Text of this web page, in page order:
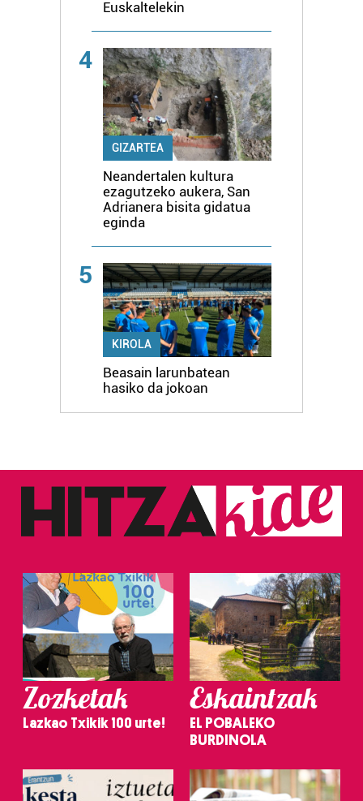
Euskaltelekin
4
GIZARTEA
Neandertalen kultura
ezagutzeko aukera, San
Adrianera bisita gidatua
eginda
5
KIROLA
Beasain larunbatean
hasiko da jokoan
Zozketak
Lazkao Txikik 100 urte!
Eskaintzak
EL POBALEKO
BURDINOLA